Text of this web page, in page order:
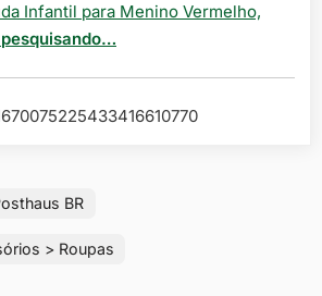
Infantil para Menino Vermelho,
pesquisando…
BR
> Roupas